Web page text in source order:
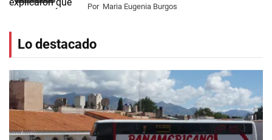
Por Maria Eugenia Burgos
Lo destacado